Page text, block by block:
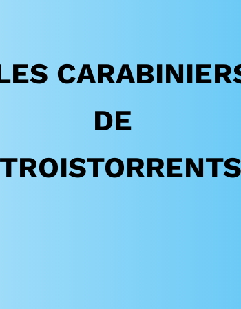
DE
TROISTORRENTS